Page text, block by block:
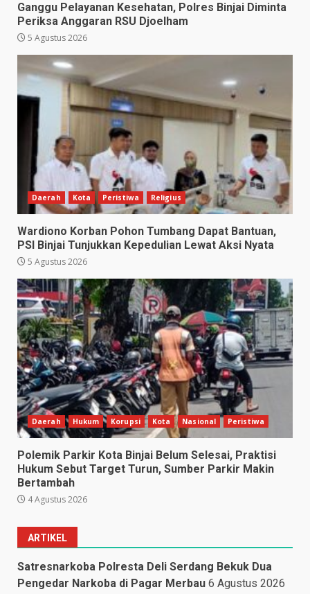
Ganggu Pelayanan Kesehatan, Polres Binjai Diminta
Periksa Anggaran RSU Djoelham
5 Agustus 2026
Daerah Kota Peristiwa Religius
Wardiono Korban Pohon Tumbang Dapat Bantuan,
PSI Binjai Tunjukkan Kepedulian Lewat Aksi Nyata
5 Agustus 2026
Daerah Hukum Korupsi Kota Nasional Peristiwa
Polemik Parkir Kota Binjai Belum Selesai, Praktisi
Hukum Sebut Target Turun, Sumber Parkir Makin
Bertambah
4 Agustus 2026
ARTIKEL
Satresnarkoba Polresta Deli Serdang Bekuk Dua
Pengedar Narkoba di Pagar Merbau 6 Agustus 2026